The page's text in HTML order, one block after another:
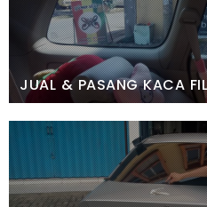
JUAL & PASANG KACA